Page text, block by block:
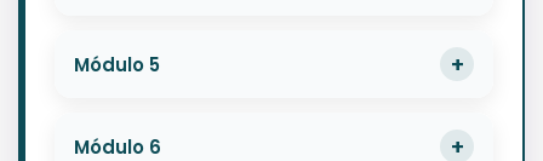
Módulo 5
Módulo 6